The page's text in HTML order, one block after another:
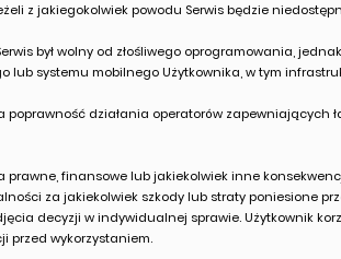
z jakiegokolwiek powodu Serwis będzie
był wolny od złośliwego oprogramowania,
lub systemu mobilnego Użytkownika, w tym
działania operatorów zapewniających
prawne, finansowe lub jakiekolwiek inne
za jakiekolwiek szkody lub straty poniesione
decyzji w indywidualnej sprawie. Użytkownik
przed wykorzystaniem.